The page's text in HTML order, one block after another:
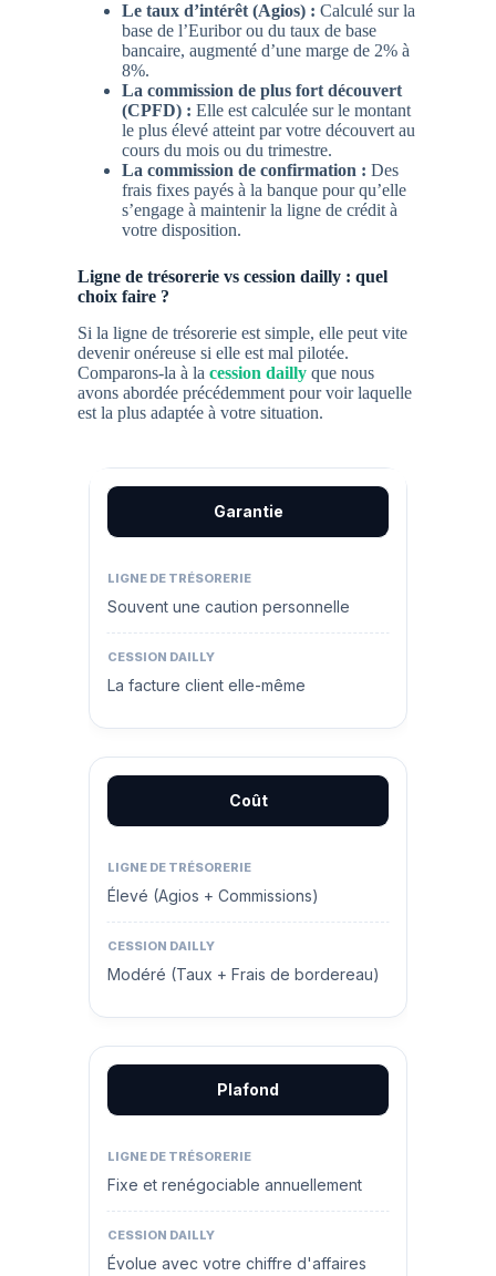
Le taux d’intérêt (Agios) : Calculé sur la
base de l’Euribor ou du taux de base
bancaire, augmenté d’une marge de 2% à
8%.
La commission de plus fort découvert
(CPFD) : Elle est calculée sur le montant
le plus élevé atteint par votre découvert au
cours du mois ou du trimestre.
La commission de confirmation : Des
frais fixes payés à la banque pour qu’elle
s’engage à maintenir la ligne de crédit à
votre disposition.
Ligne de trésorerie vs cession dailly : quel
choix faire ?
Si la ligne de trésorerie est simple, elle peut vite
devenir onéreuse si elle est mal pilotée.
Comparons-la à la cession dailly que nous
avons abordée précédemment pour voir laquelle
est la plus adaptée à votre situation.
Garantie
Souvent une caution personnelle
La facture client elle-même
Coût
Élevé (Agios + Commissions)
Modéré (Taux + Frais de bordereau)
Plafond
Fixe et renégociable annuellement
Évolue avec votre chiffre d'affaires